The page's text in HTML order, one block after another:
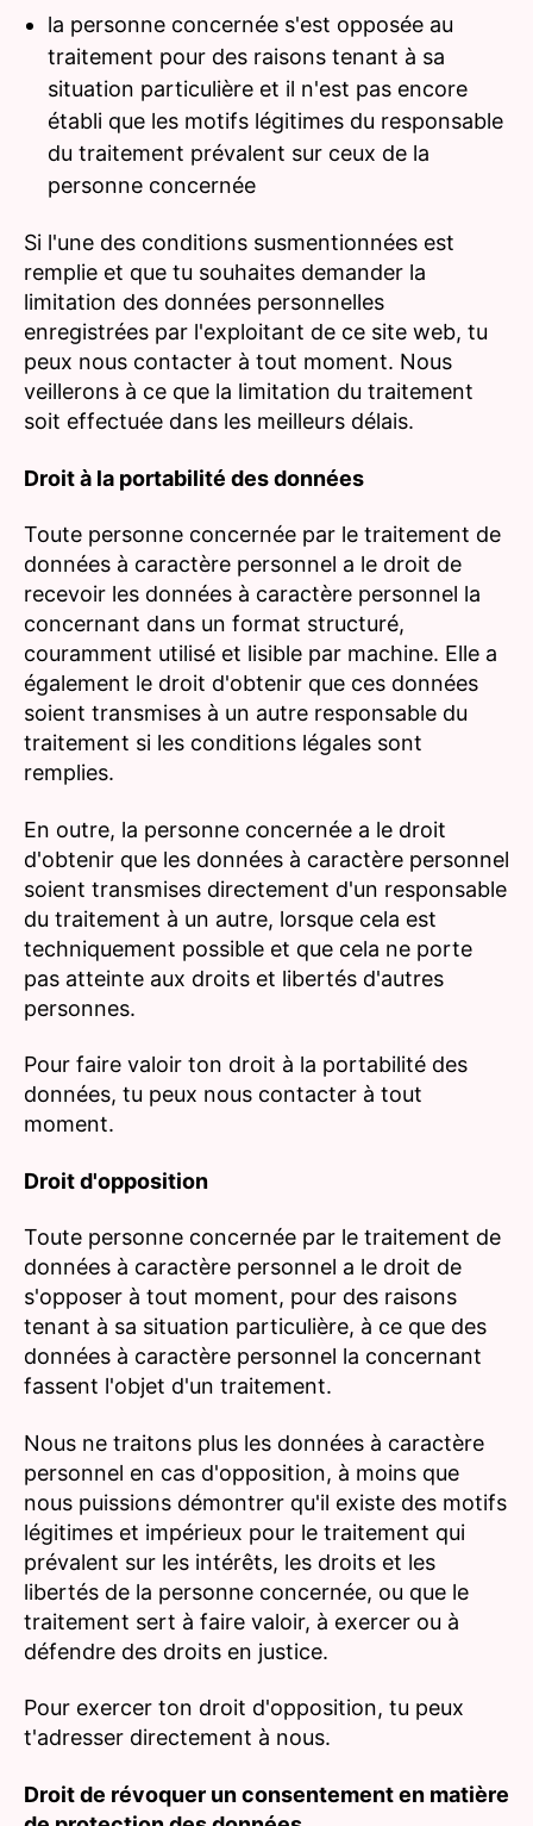
la personne concernée s'est opposée au
traitement pour des raisons tenant à sa
situation particulière et il n'est pas encore
établi que les motifs légitimes du responsable
du traitement prévalent sur ceux de la
personne concernée
Si l'une des conditions susmentionnées est
remplie et que tu souhaites demander la
limitation des données personnelles
enregistrées par l'exploitant de ce site web, tu
peux nous contacter à tout moment. Nous
veillerons à ce que la limitation du traitement
soit effectuée dans les meilleurs délais.
Droit à la portabilité des données
Toute personne concernée par le traitement de
données à caractère personnel a le droit de
recevoir les données à caractère personnel la
concernant dans un format structuré,
couramment utilisé et lisible par machine. Elle a
également le droit d'obtenir que ces données
soient transmises à un autre responsable du
traitement si les conditions légales sont
remplies.
En outre, la personne concernée a le droit
d'obtenir que les données à caractère personnel
soient transmises directement d'un responsable
du traitement à un autre, lorsque cela est
techniquement possible et que cela ne porte
pas atteinte aux droits et libertés d'autres
personnes.
Pour faire valoir ton droit à la portabilité des
données, tu peux nous contacter à tout
moment.
Droit d'opposition
Toute personne concernée par le traitement de
données à caractère personnel a le droit de
s'opposer à tout moment, pour des raisons
tenant à sa situation particulière, à ce que des
données à caractère personnel la concernant
fassent l'objet d'un traitement.
Nous ne traitons plus les données à caractère
personnel en cas d'opposition, à moins que
nous puissions démontrer qu'il existe des motifs
légitimes et impérieux pour le traitement qui
prévalent sur les intérêts, les droits et les
libertés de la personne concernée, ou que le
traitement sert à faire valoir, à exercer ou à
défendre des droits en justice.
Pour exercer ton droit d'opposition, tu peux
t'adresser directement à nous.
Droit de révoquer un consentement en matière